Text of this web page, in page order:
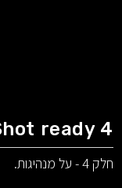
ready 4
חלק 4 - על מנהיגות.